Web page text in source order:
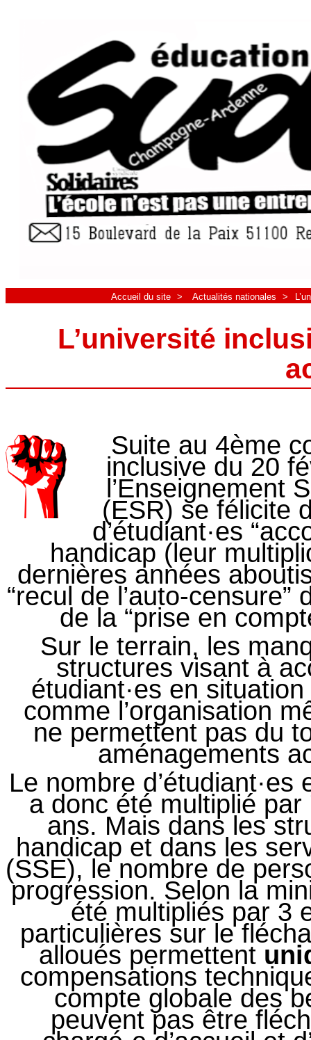
Accueil du site > Actualités nationales >
L’université
Suite au 4ème
inclusive du 20
l’Enseignement
(ESR) se félicite
d’étudiant·es
handicap (leur
dernières années
“recul de l’auto-
de la “prise en
Sur le terrain, les
structures visant à
étudiant·es en
comme l’organisation
ne permettent pas du
aménagements
Le nombre
a donc été multiplié
ans. Mais dans les
handicap et dans les
(SSE), le nombre de
progression. Selon la
été multipliés par 3
particulières sur le
alloués permettent
compensations
compte globale des
peuvent pas être